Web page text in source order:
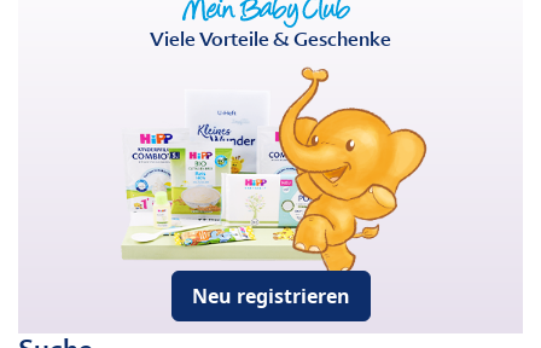
Viele Vorteile & Geschenke
Neu registrieren